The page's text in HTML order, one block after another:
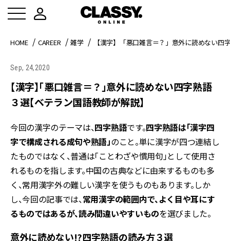
HOME CAREER 雑学 【漢字】「悪口雑言＝？」意外に読めない
Sep, 24,2020
【漢字】「悪口雑言＝？」意外に読めない四字熟語
３選【ベテラン国語教師が解説】
今回の漢字のテーマは、四字熟語です。四字熟語は「漢字四
字で構成される成句や熟語」のこと。単に漢字が四つ連結し
たものではなく、普通は「ことわざや慣用句」として使用さ
れるものを指します。中国の古典などに由来するものも多
く、常用漢字外の難しい漢字を使うものもあります。しか
し、今回の記事では、常用漢字の範囲内で、よく目や耳にす
るものではあるが、読み間違いやすいものを選びました。
意外に読めない!?四字熟語の読み方３選